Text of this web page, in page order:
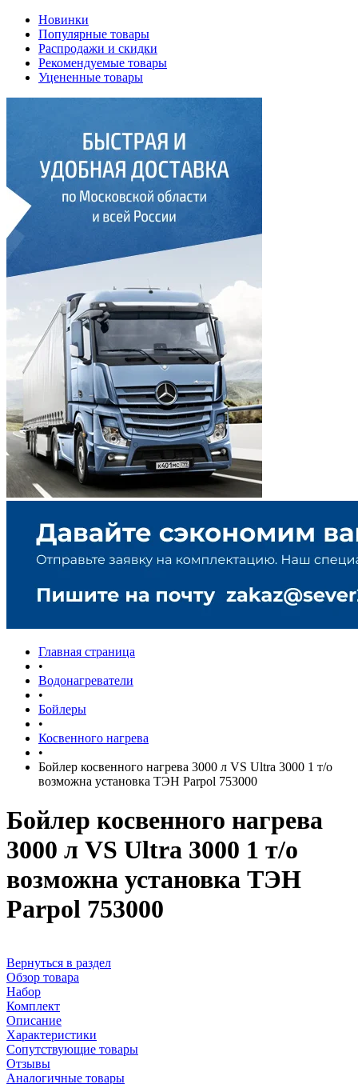
Новинки
Популярные товары
Распродажи и скидки
Рекомендуемые товары
Уцененные товары
Главная страница
•
Водонагреватели
•
Бойлеры
•
Косвенного нагрева
•
Бойлер косвенного нагрева 3000 л VS Ultra 3000 1 т/о
возможна установка ТЭН Parpol 753000
Бойлер косвенного нагрева
3000 л VS Ultra 3000 1 т/о
возможна установка ТЭН
Parpol 753000
Вернуться в раздел
Обзор товара
Набор
Комплект
Описание
Характеристики
Сопутствующие товары
Отзывы
Аналогичные товары